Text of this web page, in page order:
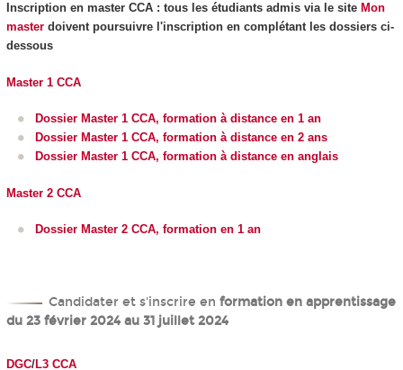
Inscription en master CCA : tous les étudiants admis via le siteMon
master doivent poursuivre l'inscription en complétant les dossiers ci-
dessous
Master 1 CCA
Dossier Master 1 CCA, formation à distance en 1 an
Dossier Master 1 CCA, formation à distance en 2 ans
Dossier Master 1 CCA, formation à distance en anglais
Master 2 CCA
Dossier Master 2 CCA, formation en 1 an
Candidater et s'inscrire enformation en apprentissage
du 23 février 2024 au 31 juillet 2024
DGC/L3 CCA